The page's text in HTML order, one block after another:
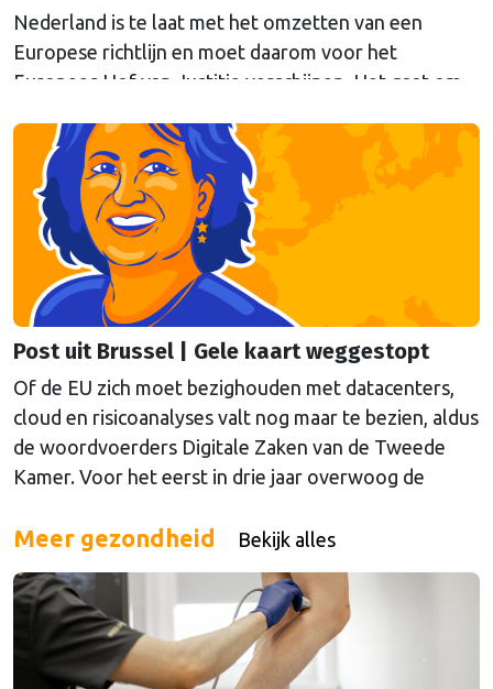
Nederland is te laat met het omzetten van een
Europese richtlijn en moet daarom voor het
Europees Hof van Justitie verschijnen. Het gaat om
belangrijke sectoren plat komen te liggen bij
verstoringen, zoals natuurrampen of aanslagen. De
Eerste en Tweede Kamer hebben inmiddels
ingestemd met de wetten (Wet Weerbaarheid …
Continued
Post uit Brussel | Gele kaart weggestopt
Of de EU zich moet bezighouden met datacenters,
cloud en risicoanalyses valt nog maar te bezien, aldus
de woordvoerders Digitale Zaken van de Tweede
Kamer. Voor het eerst in drie jaar overwoog de
columnist Mendeltje van Keulen (cartoon).
Meer gezondheid Bekijk alles